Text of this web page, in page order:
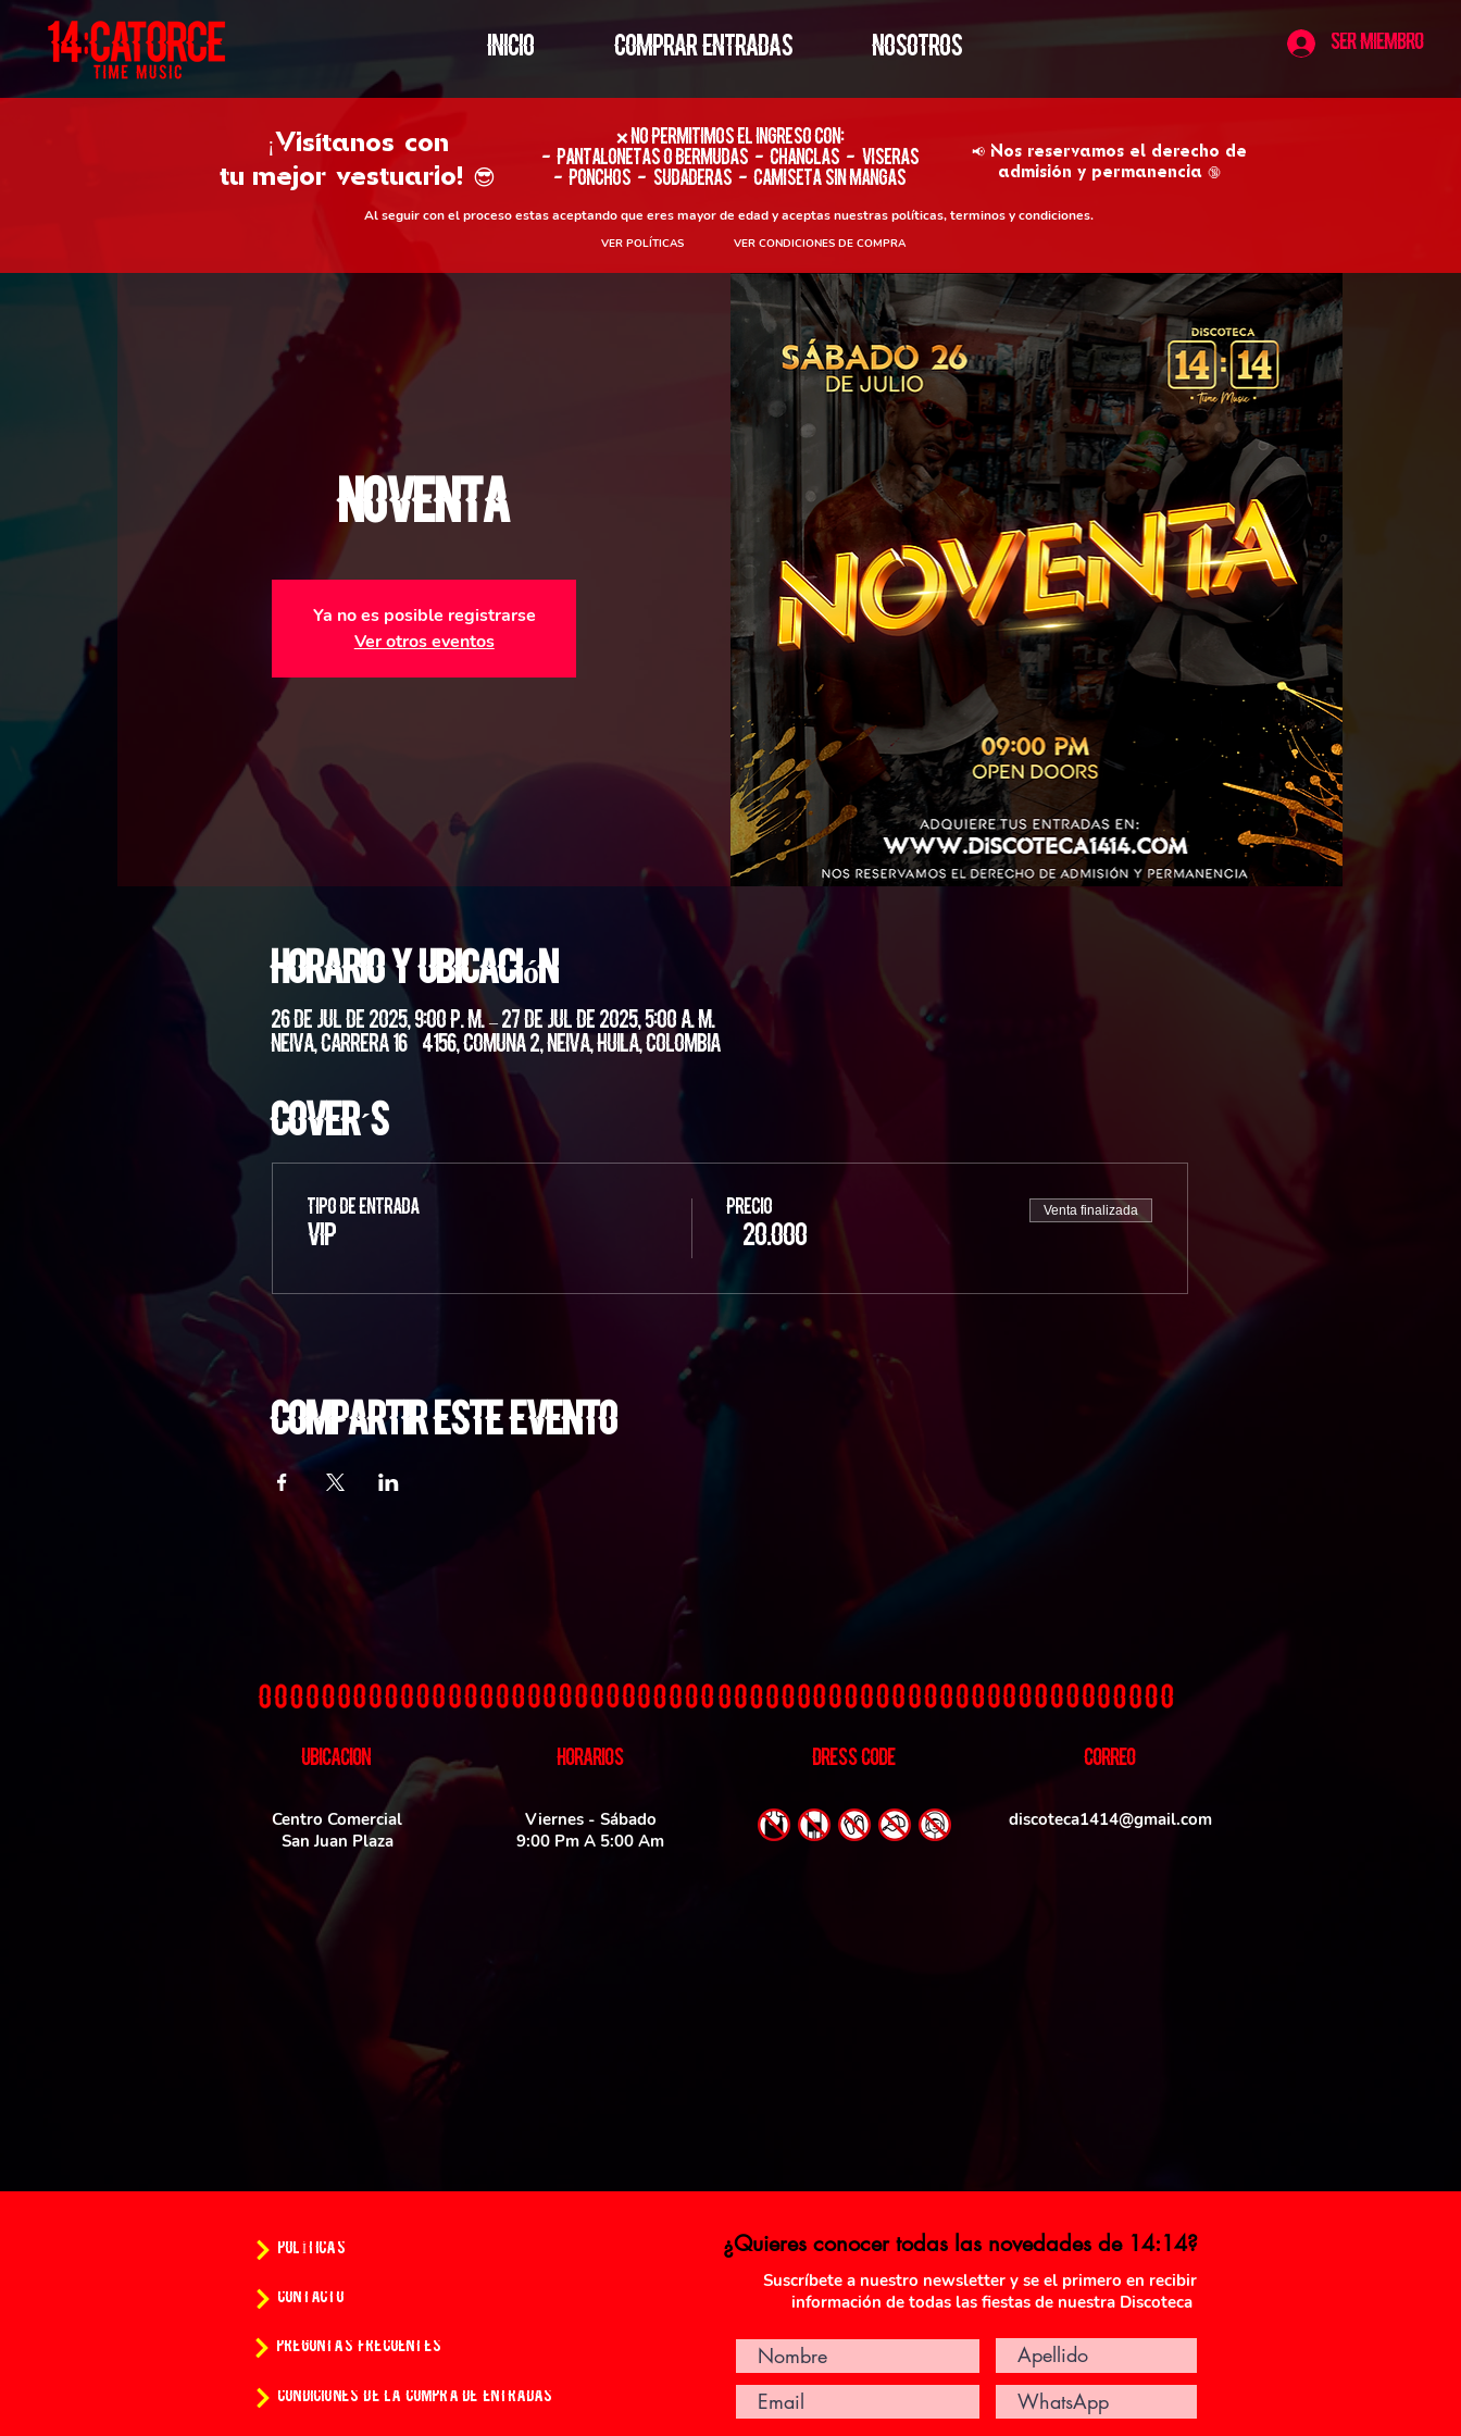
Ser Miembro
INICIO COMPRAR ENTRADAS NOSOTROS
¡Visítanos con
tu mejor vestuario! 😎
​❌ No permitimos el ingreso con:
- Pantalonetas o Bermudas - Chanclas - Viseras
- Ponchos - Sudaderas - Camiseta sin Mangas
📢 Nos reservamos el derecho de
admisión y permanencia 🔞
Al seguir con el proceso estas aceptando que eres mayor de edad y aceptas nuestras políticas, terminos y condiciones.
VER POLÍTICAS VER CONDICIONES DE COMPRA
Noventa
Ya no es posible registrarse
Ver otros eventos
Horario y ubicación
26 de jul de 2025, 9:00 p. m. – 27 de jul de 2025, 5:00 a. m.
Neiva, Carrera 16 #4156, Comuna 2, Neiva, Huila, Colombia
Cover´s
Tipo de entrada
VIP
Precio
$ 20.000
Venta finalizada
Compartir este evento
UBICACIoN HORARIOS DRESS CODE CORREO
Centro Comercial
San Juan Plaza
Viernes - Sábado
9:00 Pm A 5:00 Am
discoteca1414@gmail.com
POLÍTICAS
CONTACTO
PREGUNTAS FRECUENTES
CONDICIONES DE LA COMPRA DE ENTRADAS
¿Quieres conocer todas las novedades de 14:14?
Suscríbete a nuestro newsletter y se el primero en recibir
información de todas las fiestas de nuestra Discoteca